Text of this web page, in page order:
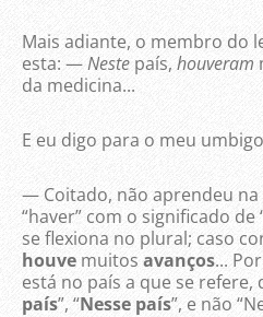
Mais adiante, o membro do
esta: —Neste país, houveram
da medicina...
E eu digo para o meu
— Coitado, não aprendeu na
“haver” com o significado de
se flexiona no plural; caso
houve muitos avanços...
está no país a que se refere,
país”, “Nesse país”, e não